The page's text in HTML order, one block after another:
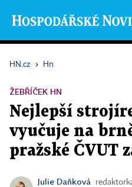
HN.cz › Hn
ŽEBŘÍČEK HN
Nejlepší
vyučuje na
pražské ČVUT
Julie Daňková